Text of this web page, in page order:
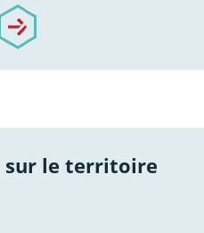
sur le territoire